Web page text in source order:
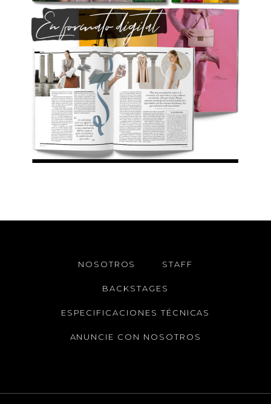
NOSOTROS STAFF
BACKSTAGES
ESPECIFICACIONES TÉCNICAS
ANUNCIE CON NOSOTROS